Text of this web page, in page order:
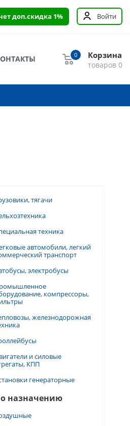
доп.скидка 1% Войти
Корзина
товаров 0
0
тягачи
техника
автомобили, легкий
транспорт
электробусы
компрессоры,
железнодорожная
и силовые
КПП
генераторные
назначению